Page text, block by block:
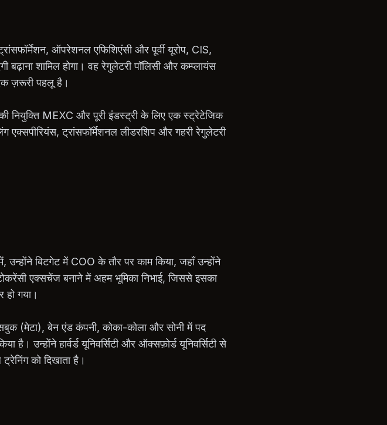
ऑपरेशनल एफिशिएंसी और पूर्वी यूरोप, CIS,
शामिल होगा। वह रेगुलेटरी पॉलिसी और कम्प्लायंस
ज़रूरी पहलू है।
नियुक्ति MEXC और पूरी इंडस्ट्री के लिए एक स्ट्रेटेजिक
एक्सपीरियंस, ट्रांसफॉर्मेशनल लीडरशिप और गहरी रेगुलेटरी
बिटगेट में COO के तौर पर काम किया, जहाँ उन्होंने
एक्सचेंज बनाने में अहम भूमिका निभाई, जिससे इसका
गया।
(मेटा), बेन एंड कंपनी, कोका-कोला और सोनी में पद
उन्होंने हार्वर्ड यूनिवर्सिटी और ऑक्सफ़ोर्ड यूनिवर्सिटी से
को दिखाता है।